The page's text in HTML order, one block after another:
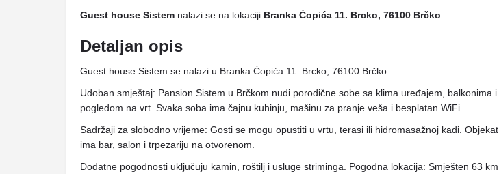
Guest house Sistem nalazi se na lokaciji Branka Ćopića 11. Brcko, 76100 Brčko
Detaljan opis
Guest house Sistem se nalazi u Branka Ćopića 11. Brcko, 76100 Brčko.
Udoban smještaj: Pansion Sistem u Brčkom nudi porodične sobe sa klima uređajem, balkonima i
pogledom na vrt. Svaka soba ima čajnu kuhinju, mašinu za pranje veša i besplatan WiFi.
Sadržaji za slobodno vrijeme: Gosti se mogu opustiti u vrtu, terasi ili hidromasažnoj kadi. Objekat
ima bar, salon i trpezariju na otvorenom.
Dodatne pogodnosti uključuju kamin, roštilj i usluge striminga. Pogodna lokacija: Smješten 63 km